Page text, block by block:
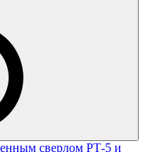
сверлом РТ-5 и